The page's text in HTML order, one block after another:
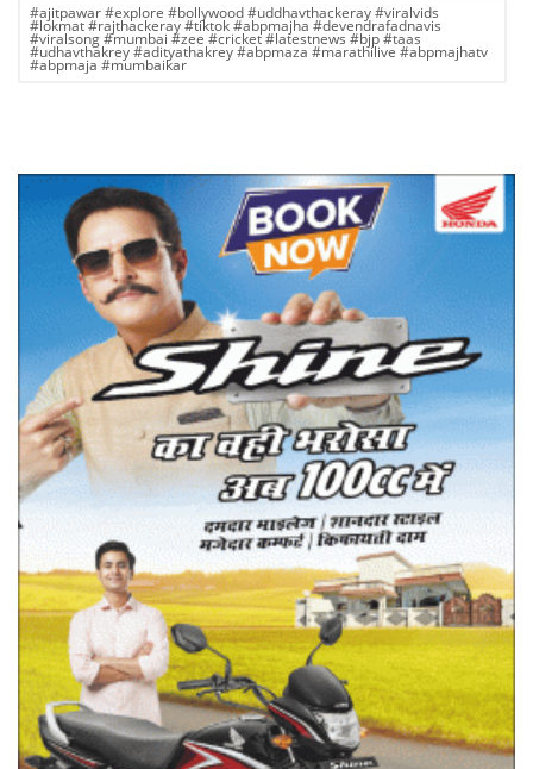
#ajitpawar #explore #bollywood #uddhavthackeray #viralvids
#lokmat #rajthackeray #tiktok #abpmajha #devendrafadnavis
#viralsong #mumbai #zee #cricket #latestnews #bjp #taas
#udhavthakrey #adityathakrey #abpmaza #marathilive #abpmajhatv
#abpmaja #mumbaikar